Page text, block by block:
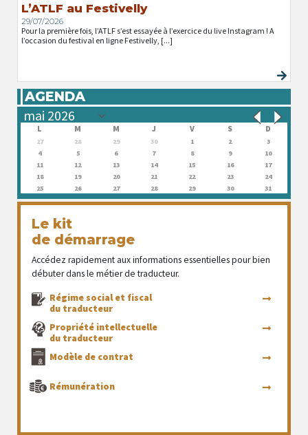
L’ATLF au Festivelly
29/07/2026
Pour la première fois, l’ATLF s’est essayée à l’exercice du live Instagram ! A
l’occasion du festival en ligne Festivelly, [...]
AGENDA
L M M J V S D
27 28 29 30 1 2
3
4
5 6 7 8 9
10
11
12 13 14 15 16
17
18
19 20 21 22 23
24
25
26 27 28 29 30 31
Le kit
de démarrage
Accédez rapidement aux informations essentielles pour bien
débuter dans le métier de traducteur.
Régime social et fiscal
du traducteur
Propriété intellectuelle
du traducteur
Modèle de contrat
Rémunération